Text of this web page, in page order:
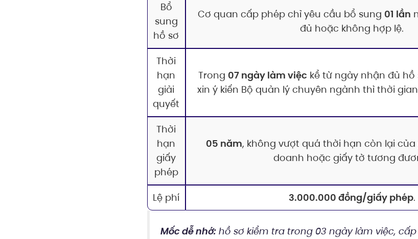
Bổ
sung
hồ sơ
Cơ quan cấp phép chỉ yêu cầu bổ sung 01 lần
đủ hoặc không hợp lệ.
Thời
hạn
giải
quyết
Trong 07 ngày làm việc kể từ ngày nhận đủ hồ
xin ý kiến Bộ quản lý chuyên ngành thì thời
Thời
hạn
giấy
phép
05 năm, không vượt quá thời hạn còn lại của
doanh hoặc giấy tờ tương
Lệ phí 3.000.000 đồng/giấy phép.
Mốc dễ nhớ:hồ sơ kiểm tra trong 03 ngày làm việc,